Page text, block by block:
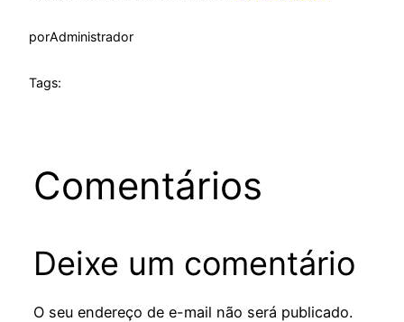
porAdministrador
Tags:
Comentários
Deixe um comentário
O seu endereço de e-mail não será publicado.